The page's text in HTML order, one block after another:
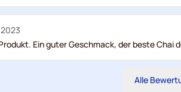
Ein guter Geschmack, der beste Chai
Alle